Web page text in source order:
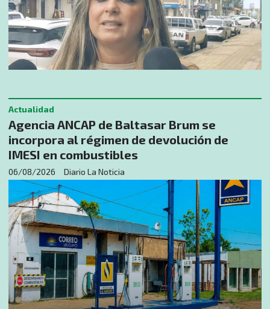
Agencia ANCAP de Baltasar Brum se
incorpora al régimen de devolución de
IMESI en combustibles
Diario La Noticia
Actualidad
06/08/2026